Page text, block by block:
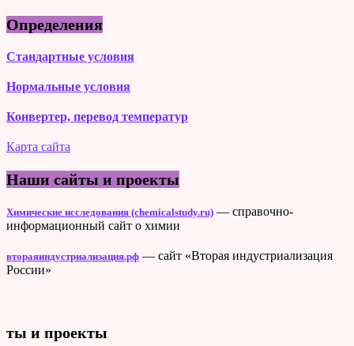
Определения
Стандартные условия
Нормальные условия
Конвертер, перевод температур
Карта сайта
Наши сайты и проекты
Химические исследования (chemicalstudy.ru) — справочно-
информационный сайт о химии
втораяиндустриализация.рф — сайт «Вторая индустриализация
России»
ты и проекты